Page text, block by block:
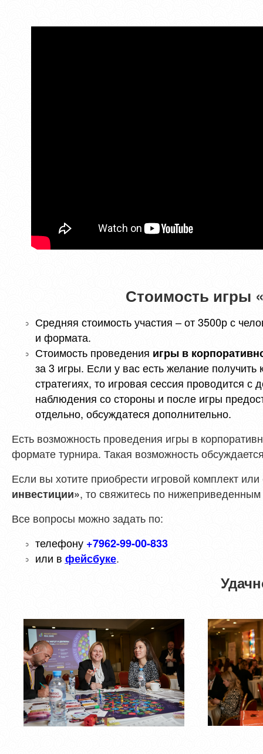
Стоимость игры
Средняя стоимость участия – от 3500р с
и формата.
Стоимость проведения игры в
за 3 игры. Если у вас есть желание
стратегиях, то игровая сессия проводится
наблюдения со стороны и после игры
отдельно, обсуждатеся дополнительно.
Есть возможность проведения игры в
формате турнира. Такая возможность
Если вы хотите приобрести игровой комплект
инвестиции», то свяжитесь по нижеприведенным
Все вопросы можно задать по:
телефону +7962-99-00-833
или в фейсбуке.